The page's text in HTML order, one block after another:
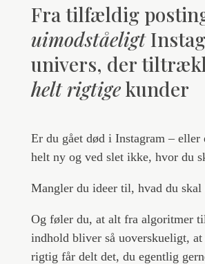
Fra tilfældig
uimodståeligt
univers, der
helt rigtigekunder
Er du gået død i Instagram – eller
helt ny og ved slet ikke, hvor du
Mangler du ideer til, hvad du
Og føler du, at alt fra algoritmer
indhold bliver så uoverskueligt,
rigtig får delt det, du egentlig